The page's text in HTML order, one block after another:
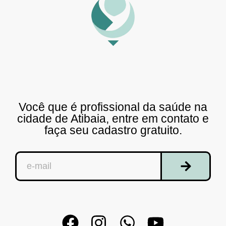
Você que é profissional da saúde na
cidade de Atibaia, entre em contato e
faça seu cadastro gratuito.